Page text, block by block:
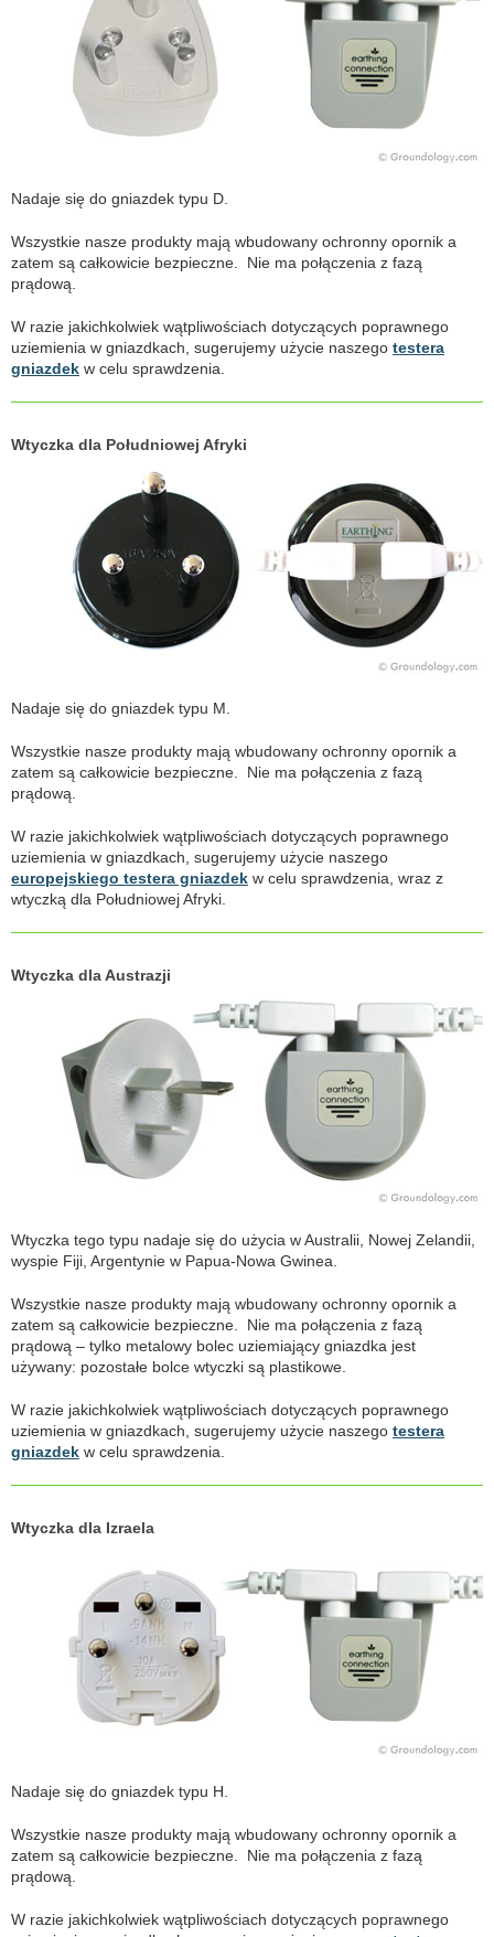
Nadaje się do gniazdek typu D.
Wszystkie nasze produkty mają wbudowany ochronny opornik a
zatem są całkowicie bezpieczne. Nie ma połączenia z fazą
prądową.
W razie jakichkolwiek wątpliwościach dotyczących poprawnego
uziemienia w gniazdkach, sugerujemy użycie naszego testera
gniazdek w celu sprawdzenia.
Wtyczka dla Południowej Afryki
Nadaje się do gniazdek typu M.
Wszystkie nasze produkty mają wbudowany ochronny opornik a
zatem są całkowicie bezpieczne. Nie ma połączenia z fazą
prądową.
W razie jakichkolwiek wątpliwościach dotyczących poprawnego
uziemienia w gniazdkach, sugerujemy użycie naszego
europejskiego testera gniazdek w celu sprawdzenia, wraz z
wtyczką dla Południowej Afryki.
Wtyczka dla Austrazji
Wtyczka tego typu nadaje się do użycia w Australii, Nowej Zelandii,
wyspie Fiji, Argentynie w Papua-Nowa Gwinea.
Wszystkie nasze produkty mają wbudowany ochronny opornik a
zatem są całkowicie bezpieczne. Nie ma połączenia z fazą
prądową – tylko metalowy bolec uziemiający gniazdka jest
używany: pozostałe bolce wtyczki są plastikowe.
W razie jakichkolwiek wątpliwościach dotyczących poprawnego
uziemienia w gniazdkach, sugerujemy użycie naszego testera
gniazdek w celu sprawdzenia.
Wtyczka dla Izraela
Nadaje się do gniazdek typu H.
Wszystkie nasze produkty mają wbudowany ochronny opornik a
zatem są całkowicie bezpieczne. Nie ma połączenia z fazą
prądową.
W razie jakichkolwiek wątpliwościach dotyczących poprawnego